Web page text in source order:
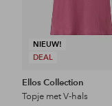
NIEUW!
DEAL
Ellos Collection
Topje met V-hals